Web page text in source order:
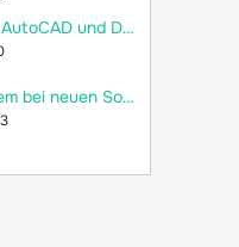
Autodesk AutoCAD und Dassault Systèmes SolidWorks: Welche Unterschiede gibt es?
Preissystem bei neuen SolidWorks-Lizenzen: versteckte Preiserhöhung